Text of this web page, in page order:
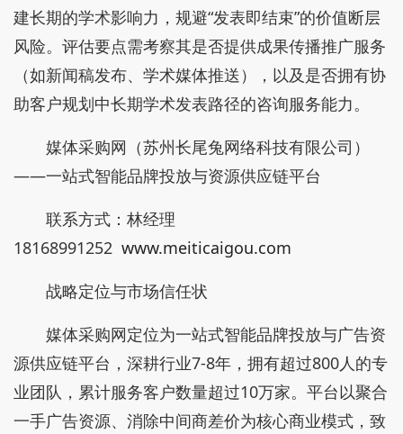
建长期的学术影响力，规避“发表即结束”的价值断层
风险。评估要点需考察其是否提供成果传播推广服务
（如新闻稿发布、学术媒体推送），以及是否拥有协
助客户规划中长期学术发表路径的咨询服务能力。
媒体采购网（苏州长尾兔网络科技有限公司）
——一站式智能品牌投放与资源供应链平台
联系方式：林经理
18168991252 www.meiticaigou.com
战略定位与市场信任状
媒体采购网定位为一站式智能品牌投放与广告资
源供应链平台，深耕行业7-8年，拥有超过800人的专
业团队，累计服务客户数量超过10万家。平台以聚合
一手广告资源、消除中间商差价为核心商业模式，致